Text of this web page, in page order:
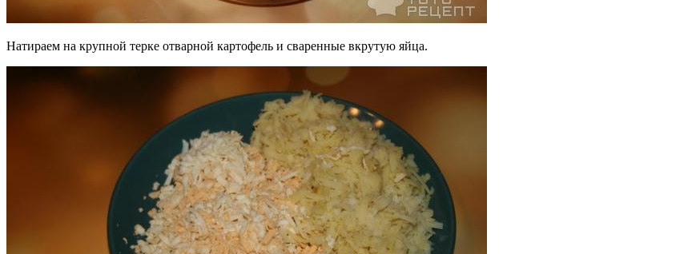
Натираем на крупной терке отварной картофель и сваренные вкрутую яйца.